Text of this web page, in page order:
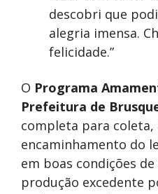
descobri que
alegria imensa.
felicidade.”
O Programa
Prefeitura de
completa para coleta,
encaminhamento do
em boas condições
produção excedente